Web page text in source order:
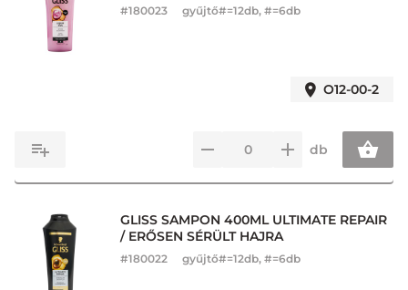
#180023 gyűjtő#=12db, #=6db
O12-00-2
db
GLISS SAMPON 400ML ULTIMATE REPAIR
/ ERŐSEN SÉRÜLT HAJRA
#180022 gyűjtő#=12db, #=6db